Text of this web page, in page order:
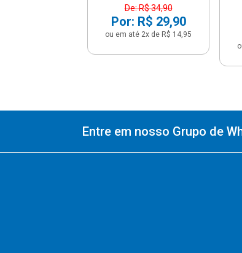
De: R$ 34,90
Por: R$ 29,90
ou em até 2x de R$ 14,95
Entre em nosso Grupo de